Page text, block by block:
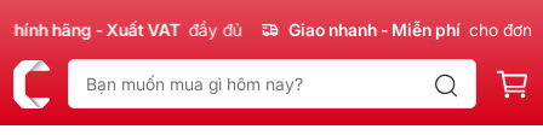
hãng - Xuất VAT đầy đủ Giao nhanh - Miễn phí cho đơn